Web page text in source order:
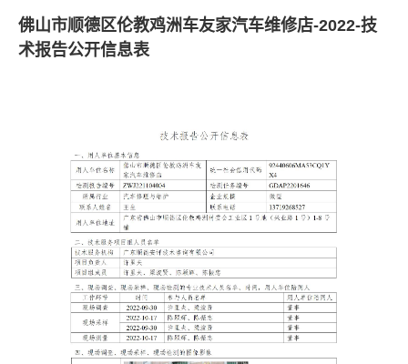
佛山市顺德区伦教鸡洲车友家汽车维修店-2022-技
术报告公开信息表